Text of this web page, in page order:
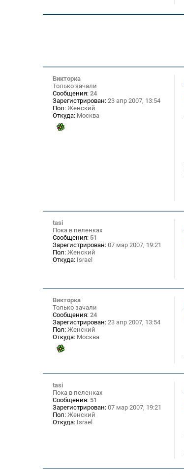
Викторка
Только зачали
Сообщения: 24
Зарегистрирован: 23 апр 2007, 13:54
Пол: Женский
Откуда: Москва
tasi
Пока в пеленках
Сообщения: 51
Зарегистрирован: 07 мар 2007, 19:21
Пол: Женский
Откуда: Israel
Викторка
Только зачали
Сообщения: 24
Зарегистрирован: 23 апр 2007, 13:54
Пол: Женский
Откуда: Москва
tasi
Пока в пеленках
Сообщения: 51
Зарегистрирован: 07 мар 2007, 19:21
Пол: Женский
Откуда: Israel